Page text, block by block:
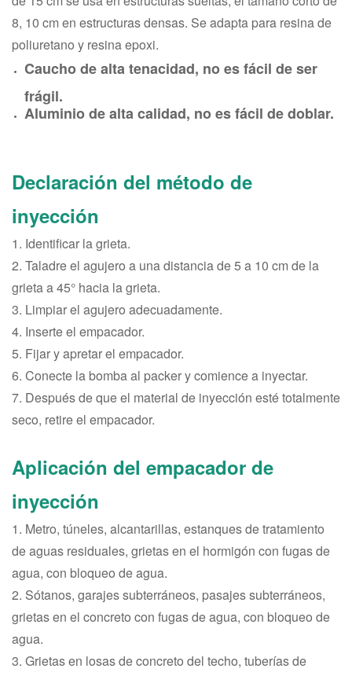
8, 10 cm en estructuras densas. Se adapta para resina de
poliuretano y resina epoxi.
Caucho de alta tenacidad, no es fácil de ser
frágil.
Aluminio de alta calidad, no es fácil de doblar.
Declaración del método de
inyección
1. Identificar la grieta.
2. Taladre el agujero a una distancia de 5 a 10 cm de la
grieta a 45° hacia la grieta.
3. Limpiar el agujero adecuadamente.
4. Inserte el empacador.
5. Fijar y apretar el empacador.
6. Conecte la bomba al packer y comience a inyectar.
7. Después de que el material de inyección esté totalmente
seco, retire el empacador.
Aplicación del empacador de
inyección
1. Metro, túneles, alcantarillas, estanques de tratamiento
de aguas residuales, grietas en el hormigón con fugas de
agua, con bloqueo de agua.
2. Sótanos, garajes subterráneos, pasajes subterráneos,
grietas en el concreto con fugas de agua, con bloqueo de
agua.
3. Grietas en losas de concreto del techo, tuberías de